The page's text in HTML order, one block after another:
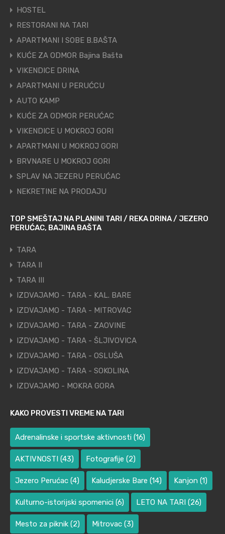
HOSTEL
RESTORANI NA TARI
APARTMANI I SOBE B.BAŠTA
KUĆE ZA ODMOR Bajina Bašta
VIKENDICE DRINA
APARTMANI U PERUĆCU
AUTO KAMP
KUĆE ZA ODMOR PERUĆAC
VIKENDICE U MOKROJ GORI
APARTMANI U MOKROJ GORI
BRVNARE U MOKROJ GORI
SPLAV NA JEZERU PERUĆAC
NEKRETINE NA PRODAJU
TOP SMEŠTAJ NA PLANINI TARI / REKA DRINA / JEZERO
PERUĆAC, BAJINA BAŠTA
TARA
TARA II
TARA III
IZDVAJAMO - TARA - KAL. BARE
IZDVAJAMO - TARA - MITROVAC
IZDVAJAMO - TARA - ZAOVINE
IZDVAJAMO - TARA - ŠLJIVOVICA
IZDVAJAMO - TARA - OSLUŠA
IZDVAJAMO - TARA - SOKOLINA
IZDVAJAMO - MOKRA GORA
KAKO PROVESTI VREME NA TARI
Adrenalinske i sportske aktivnosti (16)
AKTIVNOSTI (43) Fotografije (2)
Jezero Perućac (4) Kaludjerske Bare (14) Kanjon (1)
Kulturno-istorijski spomenici (6) LETO NA TARI (26)
Mesto za piknik (2) Mitrovac (3)